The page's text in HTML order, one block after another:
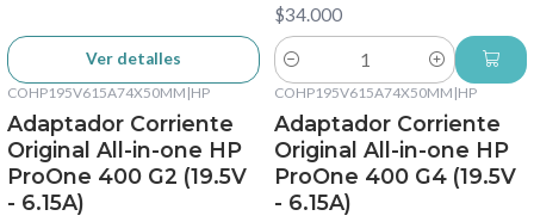
Ver detalles
$34.000
Cantidad
COHP195V615A74X50MM |HP
Adaptador Corriente
Original All-in-one HP
ProOne 400 G2 (19.5V
- 6.15A)
COHP195V615A74X50MM |HP
Adaptador Corriente
Original All-in-one HP
ProOne 400 G4 (19.5V
- 6.15A)